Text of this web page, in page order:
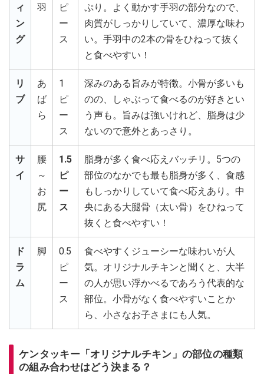
ィ
ン
グ
羽
ピ
ー
ス
ぷり。よく動かす手羽の部分なので、
肉質がしっかりしていて、濃厚な味わ
い。手羽中の2本の骨をひねって抜く
と食べやすい！
リ
ブ
あ
ば
ら
1
ピ
ー
ス
深みのある旨みが特徴。小骨が多いも
のの、しゃぶって食べるのが好きとい
う声も。旨みは強いけれど、脂身は少
ないので意外とあっさり。
サ
イ
腰
～
お
尻
1.5
ピ
ー
ス
脂身が多く食べ応えバッチリ。5つの
部位のなかでも最も脂身が多く、食感
もしっかりしていて食べ応えあり。中
央にある大腿骨（太い骨）をひねって
抜くと食べやすい！
ド
ラ
ム
脚
0.5
ピ
ー
ス
食べやすくジューシーな味わいが人
気。オリジナルチキンと聞くと、大半
の人が思い浮かべるであろう代表的な
部位。小骨がなく食べやすいことか
ら、小さなお子さまにも人気。
ケンタッキー「オリジナルチキン」の部位の種類
の組み合わせはどう決まる？